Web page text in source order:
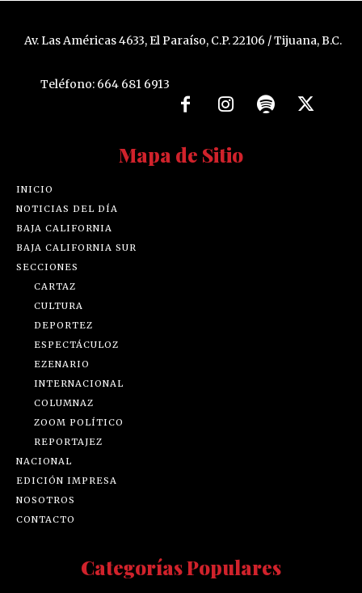
Av. Las Américas 4633, El Paraíso, C.P. 22106 / Tijuana, B.C.
Teléfono: 664 681 6913
Mapa de Sitio
INICIO
NOTICIAS DEL DÍA
BAJA CALIFORNIA
BAJA CALIFORNIA SUR
SECCIONES
CARTAZ
CULTURA
DEPORTEZ
ESPECTÁCULOZ
EZENARIO
INTERNACIONAL
COLUMNAZ
ZOOM POLÍTICO
REPORTAJEZ
NACIONAL
EDICIÓN IMPRESA
NOSOTROS
CONTACTO
Categorías Populares